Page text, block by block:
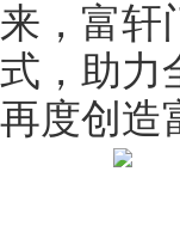
来，富轩
式，助力
再度创造